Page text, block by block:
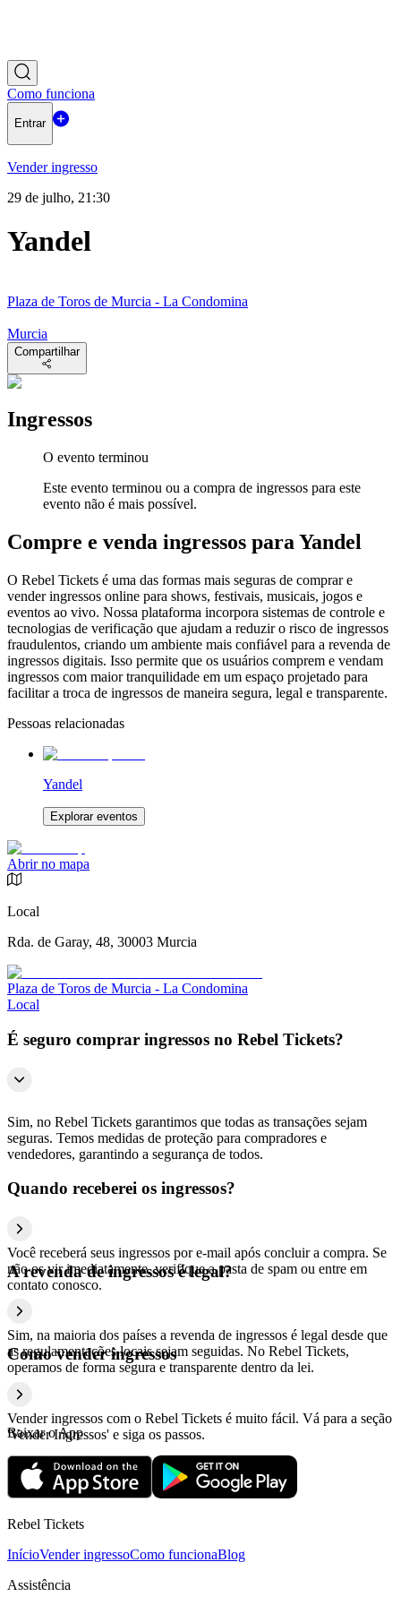
Como funciona
Entrar
Vender ingresso
29 de julho, 21:30
Yandel
Plaza de Toros de Murcia - La Condomina
Murcia
Compartilhar
Ingressos
O evento terminou
Este evento terminou ou a compra de ingressos para este
evento não é mais possível.
Compre e venda ingressos para Yandel
O Rebel Tickets é uma das formas mais seguras de comprar e
vender ingressos online para shows, festivais, musicais, jogos e
eventos ao vivo. Nossa plataforma incorpora sistemas de controle e
tecnologias de verificação que ajudam a reduzir o risco de ingressos
fraudulentos, criando um ambiente mais confiável para a revenda de
ingressos digitais. Isso permite que os usuários comprem e vendam
ingressos com maior tranquilidade em um espaço projetado para
facilitar a troca de ingressos de maneira segura, legal e transparente.
Pessoas relacionadas
Yandel
Explorar eventos
Abrir no mapa
Local
Rda. de Garay, 48, 30003 Murcia
Plaza de Toros de Murcia - La Condomina
Local
É seguro comprar ingressos no Rebel Tickets?
Sim, no Rebel Tickets garantimos que todas as transações sejam
seguras. Temos medidas de proteção para compradores e
vendedores, garantindo a segurança de todos.
Quando receberei os ingressos?
Você receberá seus ingressos por e-mail após concluir a compra. Se
não os vir imediatamente, verifique a pasta de spam ou entre em
contato conosco.
A revenda de ingressos é legal?
Sim, na maioria dos países a revenda de ingressos é legal desde que
as regulamentações locais sejam seguidas. No Rebel Tickets,
operamos de forma segura e transparente dentro da lei.
Como vender ingressos
Vender ingressos com o Rebel Tickets é muito fácil. Vá para a seção
'Vender Ingressos' e siga os passos.
Baixar o App
Rebel Tickets
InícioVender ingressoComo funcionaBlog
Assistência